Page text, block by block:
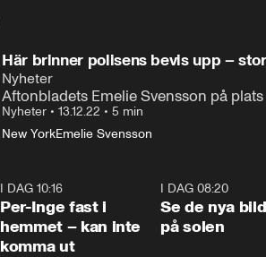
Här brinner polisens bevis upp –
Nyheter
Aftonbladets Emelie Svensson på
Nyheter • 13.12.22 • 5 min
New YorkEmelie Svensson
I DAG 10:16
Per-Inge fast i
hemmet – kan inte
komma ut
I DAG 08:20
Se de nya
på solen